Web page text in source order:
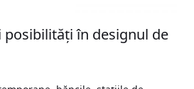
posibilităţi în designul de